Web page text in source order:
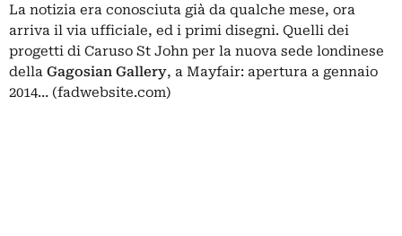
La notizia era conosciuta già da qualche mese, ora
arriva il via ufficiale, ed i primi disegni. Quelli dei
progetti di Caruso St John per la nuova sede londinese
della Gagosian Gallery, a Mayfair: apertura a gennaio
2014… (fadwebsite.com)